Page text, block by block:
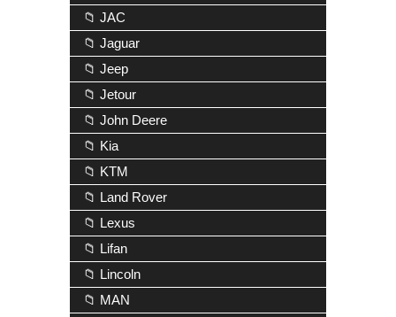
📁 JAC
📁 Jaguar
📁 Jeep
📁 Jetour
📁 John Deere
📁 Kia
📁 KTM
📁 Land Rover
📁 Lexus
📁 Lifan
📁 Lincoln
📁 MAN